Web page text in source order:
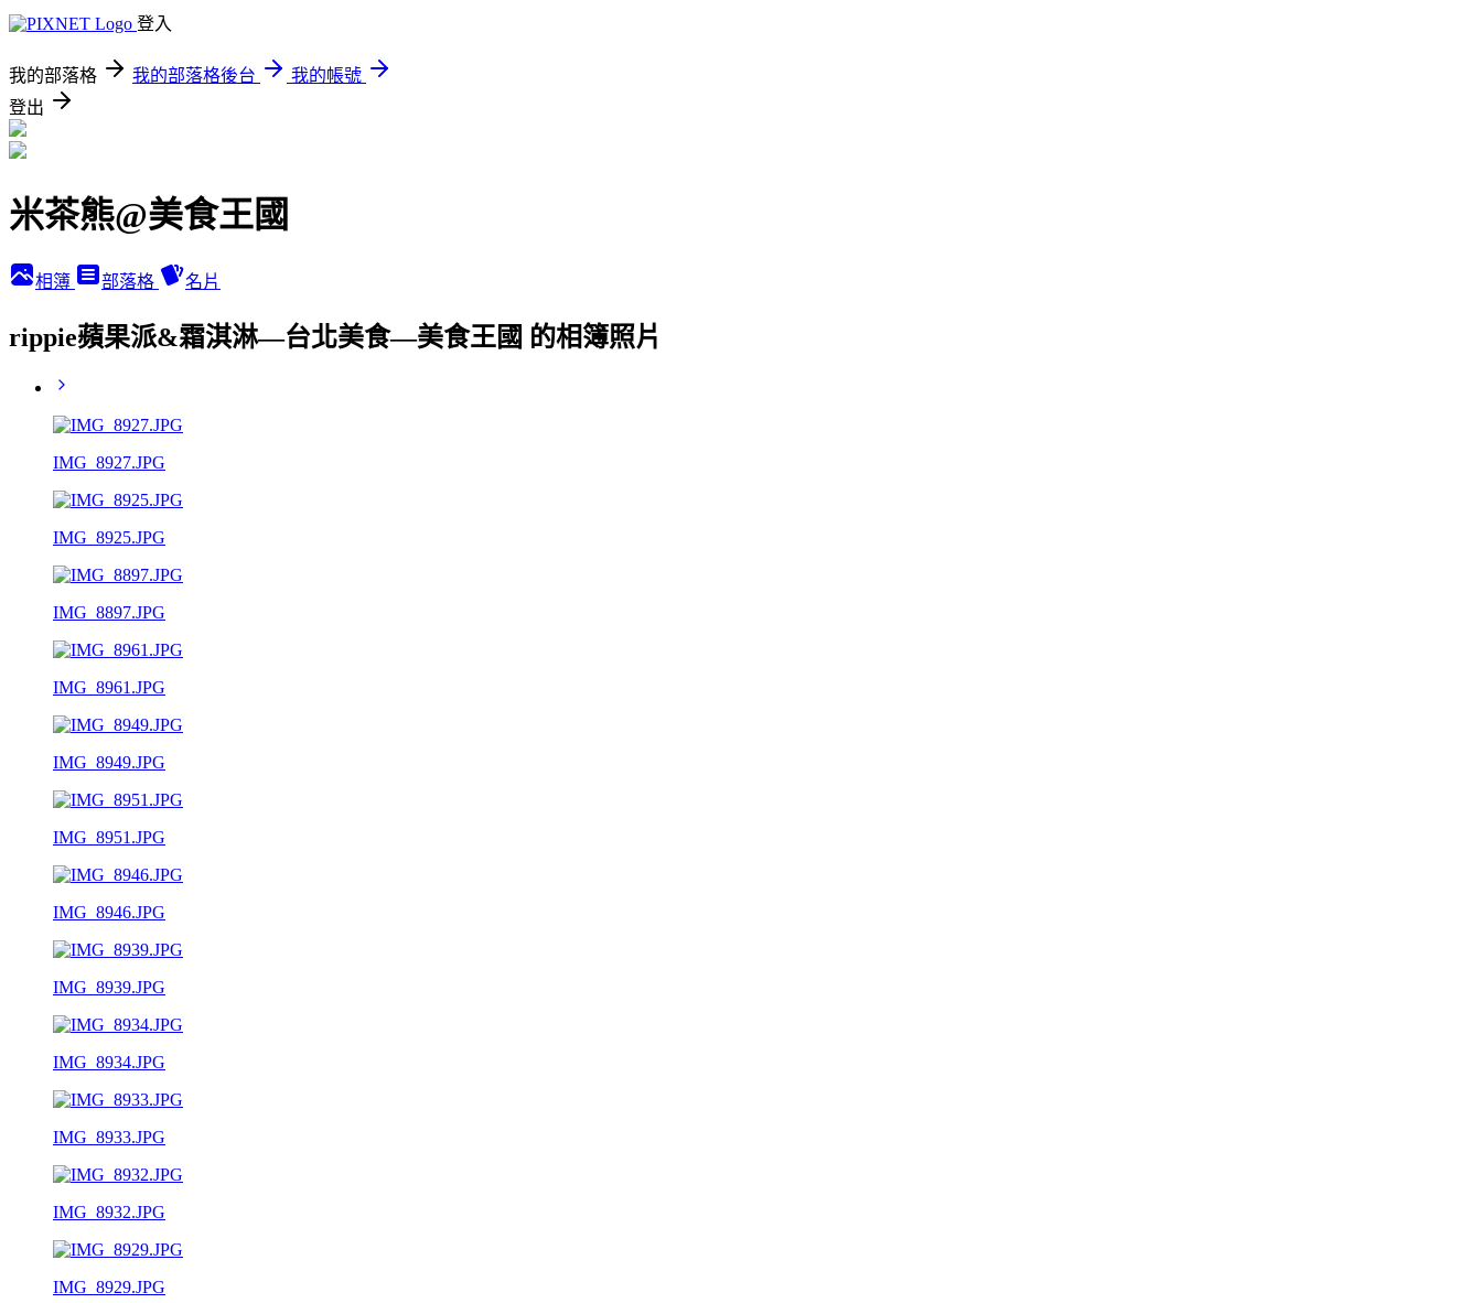
登入
我的部落格 我的部落格後台
我的帳號
登出
米茶熊@美食王國
相簿 部落格 名片
rippie蘋果派&霜淇淋—台北美食—美食王國 的相簿照片
IMG_8927.JPG
IMG_8925.JPG
IMG_8897.JPG
IMG_8961.JPG
IMG_8949.JPG
IMG_8951.JPG
IMG_8946.JPG
IMG_8939.JPG
IMG_8934.JPG
IMG_8933.JPG
IMG_8932.JPG
IMG_8929.JPG